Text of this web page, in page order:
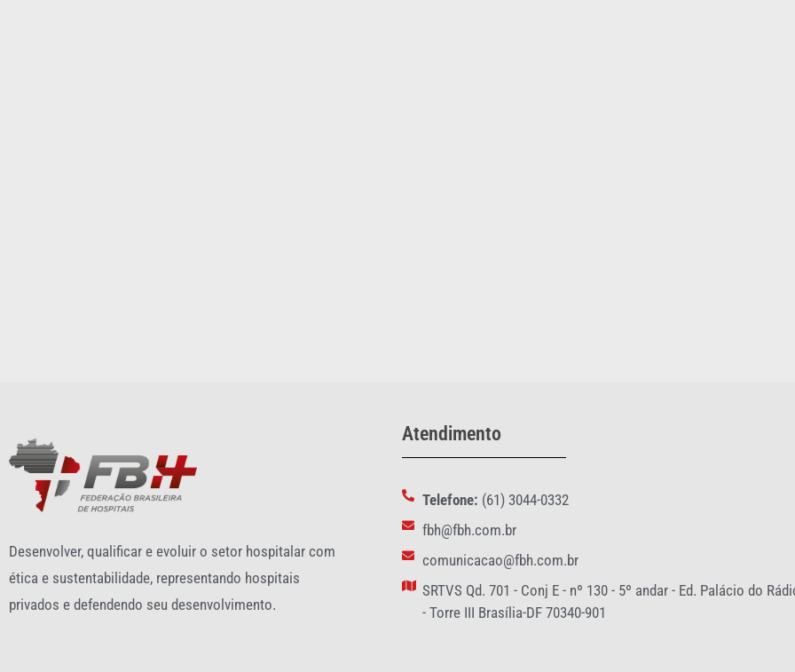
Desenvolver, qualificar e evoluir o setor hospitalar com
ética e sustentabilidade, representando hospitais
privados e defendendo seu desenvolvimento.
Atendimento
Telefone: (61) 3044-0332
fbh@fbh.com.br
comunicacao@fbh.com.br
SRTVS Qd. 701 - Conj E - nº 130 - 5º andar - Ed. Palácio do
- Torre III Brasília-DF 70340-901